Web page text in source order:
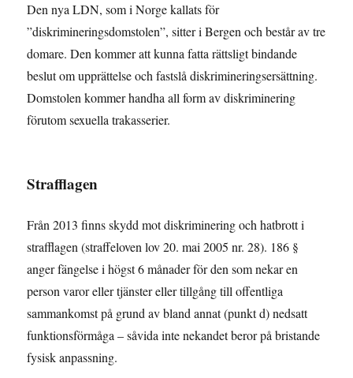
Den nya LDN, som i Norge kallats för
”diskrimineringsdomstolen”, sitter i Bergen och består av tre
domare. Den kommer att kunna fatta rättsligt bindande
beslut om upprättelse och fastslå diskrimineringsersättning.
Domstolen kommer handha all form av diskriminering
förutom sexuella trakasserier.
Strafflagen
Från 2013 finns skydd mot diskriminering och hatbrott i
strafflagen (straffeloven lov 20. mai 2005 nr. 28). 186 §
anger fängelse i högst 6 månader för den som nekar en
person varor eller tjänster eller tillgång till offentliga
sammankomst på grund av bland annat (punkt d) nedsatt
funktionsförmåga – såvida inte nekandet beror på bristande
fysisk anpassning.